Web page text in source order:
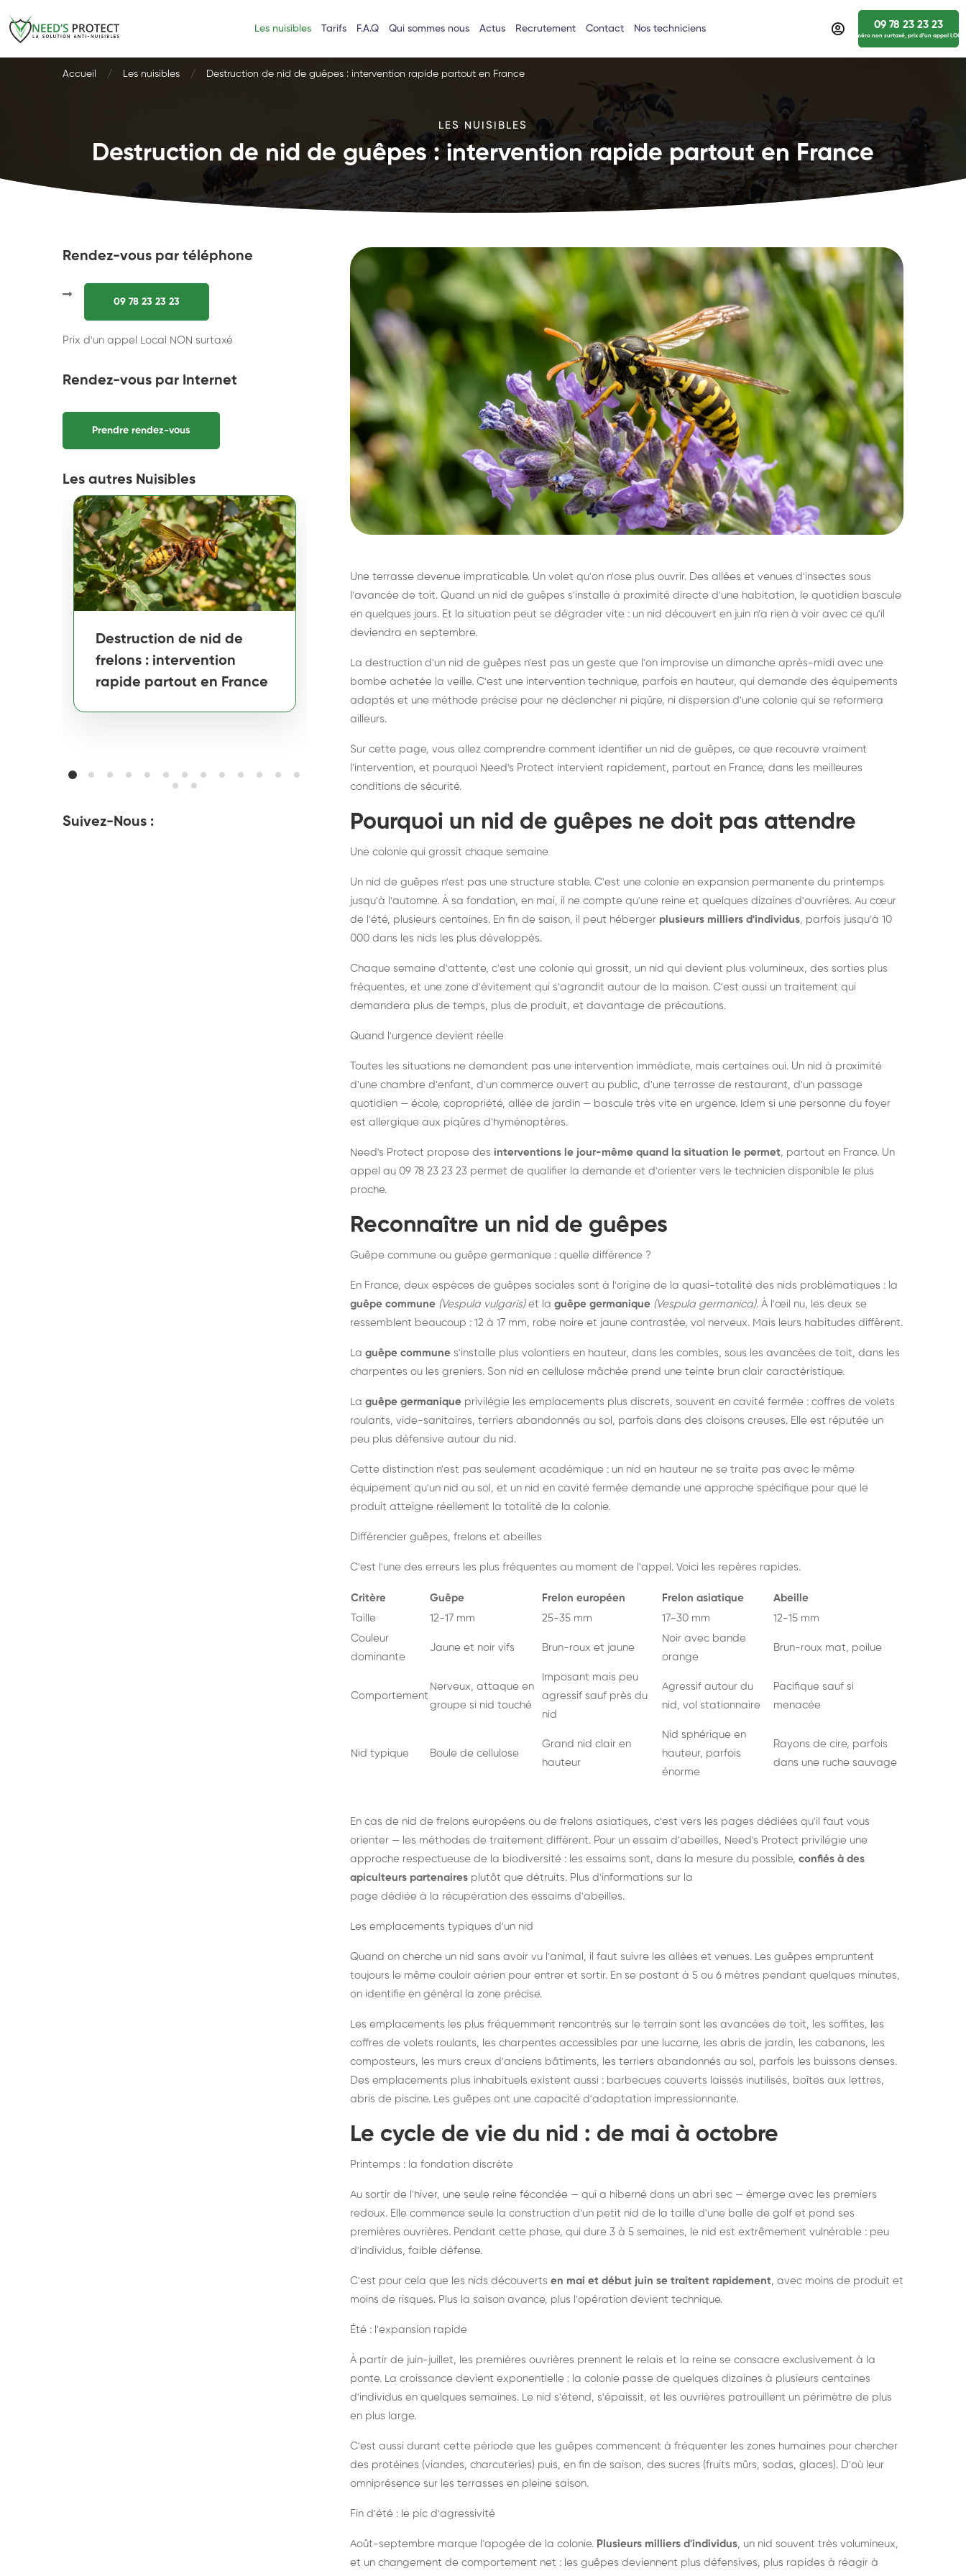
Les nuisibles Tarifs F.A.Q Qui sommes nous Actus Recrutement Contact Nos techniciens 09 78 23 23 23
numéro non surtaxé, prix d’un appel
Accueil Les nuisibles Destruction de nid de guêpes : intervention rapide partout en France
LES NUISIBLES
Destruction de nid de guêpes : intervention rapide partout en France
Rendez-vous par téléphone
09 78 23 23 23
Prix d'un appel Local NON surtaxé
Rendez-vous par Internet
Prendre rendez-vous
Les autres Nuisibles
Destruction de nid de
frelons : intervention
rapide partout en France
Destruction de nid de
frelons asiatiques :
intervention partout en
France
durablement rats et
souris, partout en France
partout
Suivez-Nous :
Une terrasse devenue impraticable. Un volet qu'on n'ose plus ouvrir. Des allées et venues d'insectes sous
l'avancée de toit. Quand un nid de guêpes s'installe à proximité directe d'une habitation, le quotidien bascule
en quelques jours. Et la situation peut se dégrader vite : un nid découvert en juin n'a rien à voir avec ce qu'il
deviendra en septembre.
La destruction d'un nid de guêpes n'est pas un geste que l'on improvise un dimanche après-midi avec une
bombe achetée la veille. C'est une intervention technique, parfois en hauteur, qui demande des équipements
adaptés et une méthode précise pour ne déclencher ni piqûre, ni dispersion d'une colonie qui se reformera
ailleurs.
Sur cette page, vous allez comprendre comment identifier un nid de guêpes, ce que recouvre vraiment
l'intervention, et pourquoi Need's Protect intervient rapidement, partout en France, dans les meilleures
conditions de sécurité.
Pourquoi un nid de guêpes ne doit pas attendre
Une colonie qui grossit chaque semaine
Un nid de guêpes n'est pas une structure stable. C'est une colonie en expansion permanente du printemps
jusqu'à l'automne. À sa fondation, en mai, il ne compte qu'une reine et quelques dizaines d'ouvrières. Au cœur
de l'été, plusieurs centaines. En fin de saison, il peut héberger plusieurs milliers d'individus, parfois jusqu'à 10
000 dans les nids les plus développés.
Chaque semaine d'attente, c'est une colonie qui grossit, un nid qui devient plus volumineux, des sorties plus
fréquentes, et une zone d'évitement qui s'agrandit autour de la maison. C'est aussi un traitement qui
demandera plus de temps, plus de produit, et davantage de précautions.
Quand l'urgence devient réelle
Toutes les situations ne demandent pas une intervention immédiate, mais certaines oui. Un nid à proximité
d'une chambre d'enfant, d'un commerce ouvert au public, d'une terrasse de restaurant, d'un passage
quotidien — école, copropriété, allée de jardin — bascule très vite en urgence. Idem si une personne du foyer
est allergique aux piqûres d'hyménoptères.
Need's Protect propose des interventions le jour-même quand la situation le permet, partout en France. Un
appel au 09 78 23 23 23 permet de qualifier la demande et d'orienter vers le technicien disponible le plus
proche.
Reconnaître un nid de guêpes
Guêpe commune ou guêpe germanique : quelle différence ?
En France, deux espèces de guêpes sociales sont à l'origine de la quasi-totalité des nids problématiques : la
guêpe commune (Vespula vulgaris)et la guêpe germanique (Vespula germanica). À l'œil nu, les deux se
ressemblent beaucoup : 12 à 17 mm, robe noire et jaune contrastée, vol nerveux. Mais leurs habitudes diffèrent.
La guêpe commune s'installe plus volontiers en hauteur, dans les combles, sous les avancées de toit, dans les
charpentes ou les greniers. Son nid en cellulose mâchée prend une teinte brun clair caractéristique.
La guêpe germanique privilégie les emplacements plus discrets, souvent en cavité fermée : coffres de volets
roulants, vide-sanitaires, terriers abandonnés au sol, parfois dans des cloisons creuses. Elle est réputée un
peu plus défensive autour du nid.
Cette distinction n'est pas seulement académique : un nid en hauteur ne se traite pas avec le même
équipement qu'un nid au sol, et un nid en cavité fermée demande une approche spécifique pour que le
produit atteigne réellement la totalité de la colonie.
Différencier guêpes, frelons et abeilles
C'est l'une des erreurs les plus fréquentes au moment de l'appel. Voici les repères rapides.
Critère Guêpe Frelon européen Frelon asiatique
Abeille
Taille
12-17 mm 25-35 mm 17-30 mm
12-15 mm
Couleur
dominante
Jaune et noir vifs Brun-roux et jaune
Noir avec bande
orange
Brun-roux mat, poilue
Comportement
Nerveux, attaque en
groupe si nid touché
Imposant mais peu
agressif sauf près du
nid
Agressif autour du
nid, vol stationnaire
Pacifique sauf si
menacée
Nid typique Boule de cellulose
Grand nid clair en
hauteur
Nid sphérique en
hauteur, parfois
énorme
Rayons de cire, parfois
dans une ruche sauvage
En cas de nid de frelons européens ou de frelons asiatiques, c'est vers les pages dédiées qu'il faut vous
orienter — les méthodes de traitement diffèrent. Pour un essaim d'abeilles, Need's Protect privilégie une
approche respectueuse de la biodiversité : les essaims sont, dans la mesure du possible, confiés à des
apiculteurs partenaires plutôt que détruits. Plus d'informations sur la
page dédiée à la récupération des essaims d'abeilles.
Les emplacements typiques d'un nid
Quand on cherche un nid sans avoir vu l'animal, il faut suivre les allées et venues. Les guêpes empruntent
toujours le même couloir aérien pour entrer et sortir. En se postant à 5 ou 6 mètres pendant quelques minutes,
on identifie en général la zone précise.
Les emplacements les plus fréquemment rencontrés sur le terrain sont les avancées de toit, les soffites, les
coffres de volets roulants, les charpentes accessibles par une lucarne, les abris de jardin, les cabanons, les
composteurs, les murs creux d'anciens bâtiments, les terriers abandonnés au sol, parfois les buissons denses.
Des emplacements plus inhabituels existent aussi : barbecues couverts laissés inutilisés, boîtes aux lettres,
abris de piscine. Les guêpes ont une capacité d'adaptation impressionnante.
Le cycle de vie du nid : de mai à octobre
Printemps : la fondation discrète
Au sortir de l'hiver, une seule reine fécondée — qui a hiberné dans un abri sec — émerge avec les premiers
redoux. Elle commence seule la construction d'un petit nid de la taille d'une balle de golf et pond ses
premières ouvrières. Pendant cette phase, qui dure 3 à 5 semaines, le nid est extrêmement vulnérable : peu
d'individus, faible défense.
C'est pour cela que les nids découverts en mai et début juin se traitent rapidement, avec moins de produit et
moins de risques. Plus la saison avance, plus l'opération devient technique.
Été : l'expansion rapide
À partir de juin-juillet, les premières ouvrières prennent le relais et la reine se consacre exclusivement à la
ponte. La croissance devient exponentielle : la colonie passe de quelques dizaines à plusieurs centaines
d'individus en quelques semaines. Le nid s'étend, s'épaissit, et les ouvrières patrouillent un périmètre de plus
en plus large.
C'est aussi durant cette période que les guêpes commencent à fréquenter les zones humaines pour chercher
des protéines (viandes, charcuteries) puis, en fin de saison, des sucres (fruits mûrs, sodas, glaces). D'où leur
omniprésence sur les terrasses en pleine saison.
Fin d'été : le pic d'agressivité
Août-septembre marque l'apogée de la colonie. Plusieurs milliers d'individus, un nid souvent très volumineux,
et un changement de comportement net : les guêpes deviennent plus défensives, plus rapides à réagir à